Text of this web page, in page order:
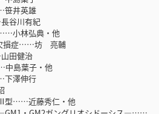
笹井英雄
谷川有紀
小林弘典・他
損症……坊 亮輔
田健治
島葉子・他
下澤伸行
型……近藤秀仁・他